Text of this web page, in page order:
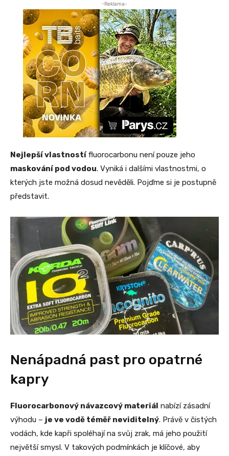
-Reklama-
Nejlepší vlastnostífluorocarbonu není pouze jeho
maskování pod vodou. Vyniká i dalšími vlastnostmi, o
kterých jste možná dosud nevěděli. Pojďme si je postupně
představit.
Nenápadná past pro opatrné
kapry
Fluorocarbonový návazcový materiál nabízí zásadní
výhodu – je ve vodě téměř neviditelný. Právě v čistých
vodách, kde kapři spoléhají na svůj zrak, má jeho použití
největší smysl. V takových podmínkách je klíčové, aby